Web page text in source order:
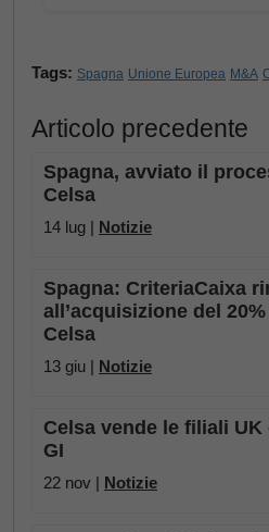
Tags: Spagna Unione Europea M&A
Articolo precedente
Spagna, avviato il
Celsa
14 lug | Notizie
Spagna: CriteriaCaixa
all’acquisizione del
Celsa
13 giu | Notizie
Celsa vende le filiali UK
GI
22 nov | Notizie